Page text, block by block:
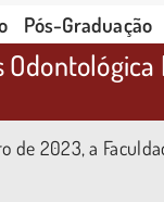
Pós-Graduação
de 2023, a